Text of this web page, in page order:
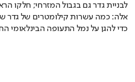
כדי להגן על נמל התעופה הבינלאומי